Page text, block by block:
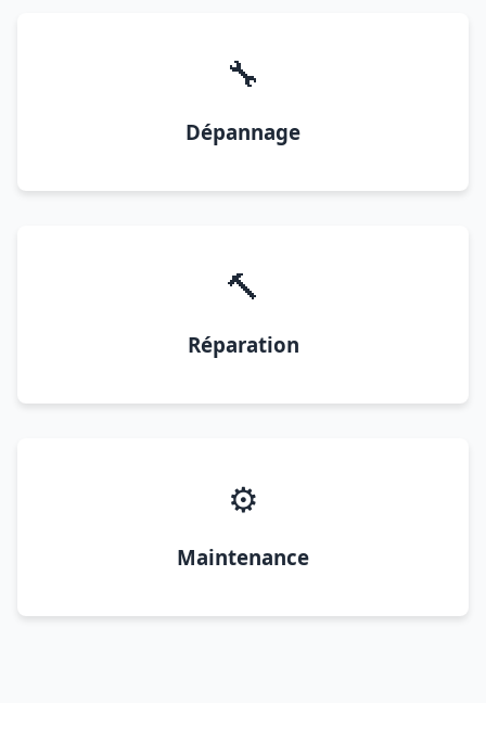
🔧
Dépannage
🔨
Réparation
⚙️
Maintenance